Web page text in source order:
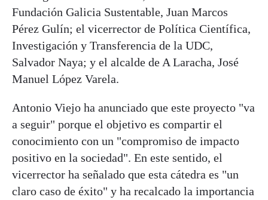
Fundación Galicia Sustentable, Juan Marcos
Pérez Gulín; el vicerrector de Política Científica,
Investigación y Transferencia de la UDC,
Salvador Naya; y el alcalde de A Laracha, José
Manuel López Varela.
Antonio Viejo ha anunciado que este proyecto "va
a seguir" porque el objetivo es compartir el
conocimiento con un "compromiso de impacto
positivo en la sociedad". En este sentido, el
vicerrector ha señalado que esta cátedra es "un
claro caso de éxito" y ha recalcado la importancia